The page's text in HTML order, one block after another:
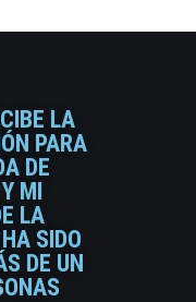
LA
PARA
DE
MI
LA
SIDO
DE UN